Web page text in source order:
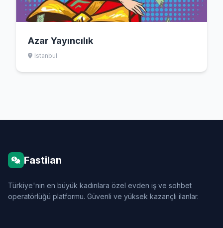
Azar Yayıncılık
Istanbul
Fastilan
Türkiye'nin en büyük kadınlara özel evden iş ve sohbet
operatörlüğü platformu. Güvenli ve yüksek kazançlı ilanlar.